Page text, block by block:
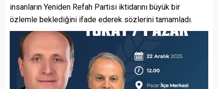
insanların Yeniden Refah Partisi iktidarını büyük bir
özlemle beklediğini ifade ederek sözlerini tamamladı.